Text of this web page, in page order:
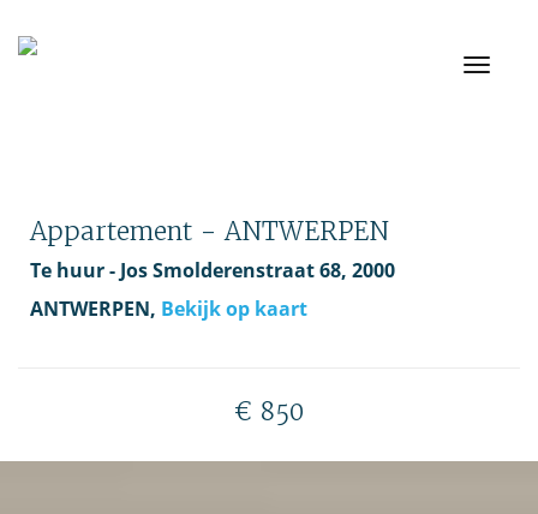
Toggle
Appartement - ANTWERPEN
Te huur - Jos Smolderenstraat 68, 2000
ANTWERPEN, Bekijk op kaart
€ 850